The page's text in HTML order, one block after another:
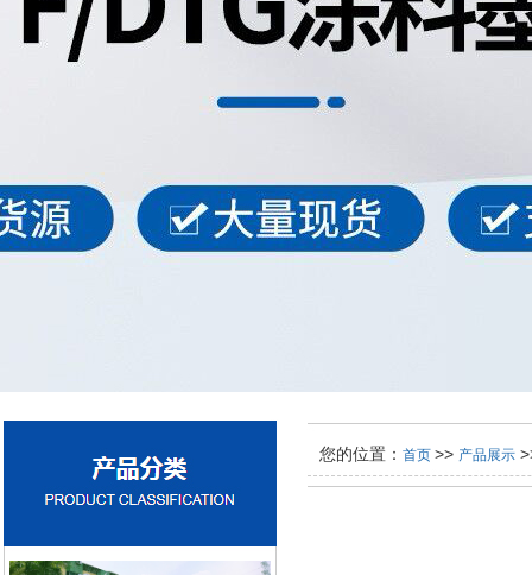
PU防冻浆
厚板烫画
水性立体金油
您的位置： 首页 >> 产品展示